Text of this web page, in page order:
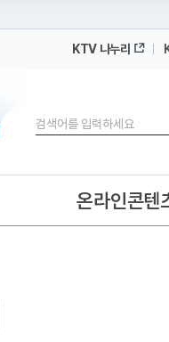
KTV 나누리
검색
온라인콘텐